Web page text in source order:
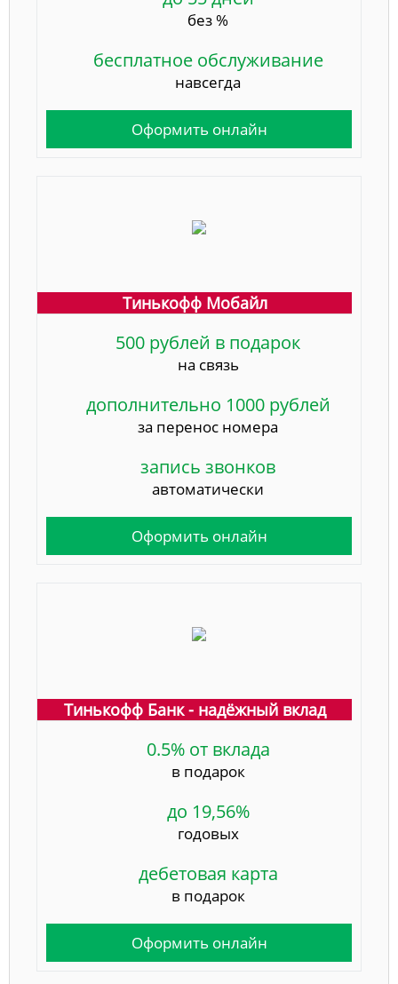
без %
бесплатное обслуживание
навсегда
Оформить онлайн
Тинькофф Мобайл
500 рублей в подарок
на связь
дополнительно 1000 рублей
за перенос номера
запись звонков
автоматически
Оформить онлайн
Тинькофф Банк - надёжный вклад
0.5% от вклада
в подарок
до 19,56%
годовых
дебетовая карта
в подарок
Оформить онлайн